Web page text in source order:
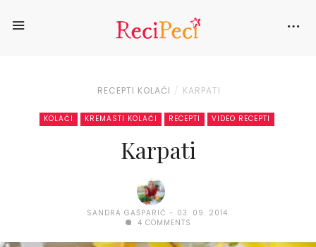
RECEPTI KOLAČI KARPATI
KOLAČI KREMASTI KOLAČI RECEPTI VIDEO RECEPTI
Karpati
SANDRA GAŠPARIĆ
03. 09. 2014.
4 COMMENTS